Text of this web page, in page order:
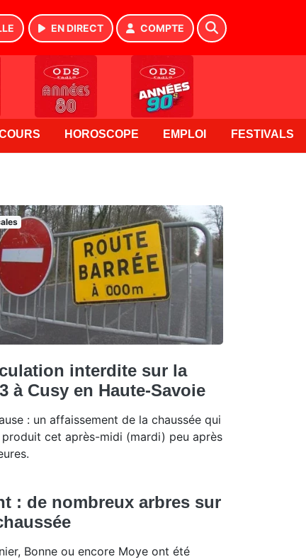
EN DIRECT COMPTE
HOROSCOPE EMPLOI FESTIVALS
interdite sur la
à Cusy en Haute-Savoie
: un affaissement de la chaussée qui
produit cet après-midi (mardi) peu après
: de nombreux arbres sur
Bonne ou encore Moye ont été